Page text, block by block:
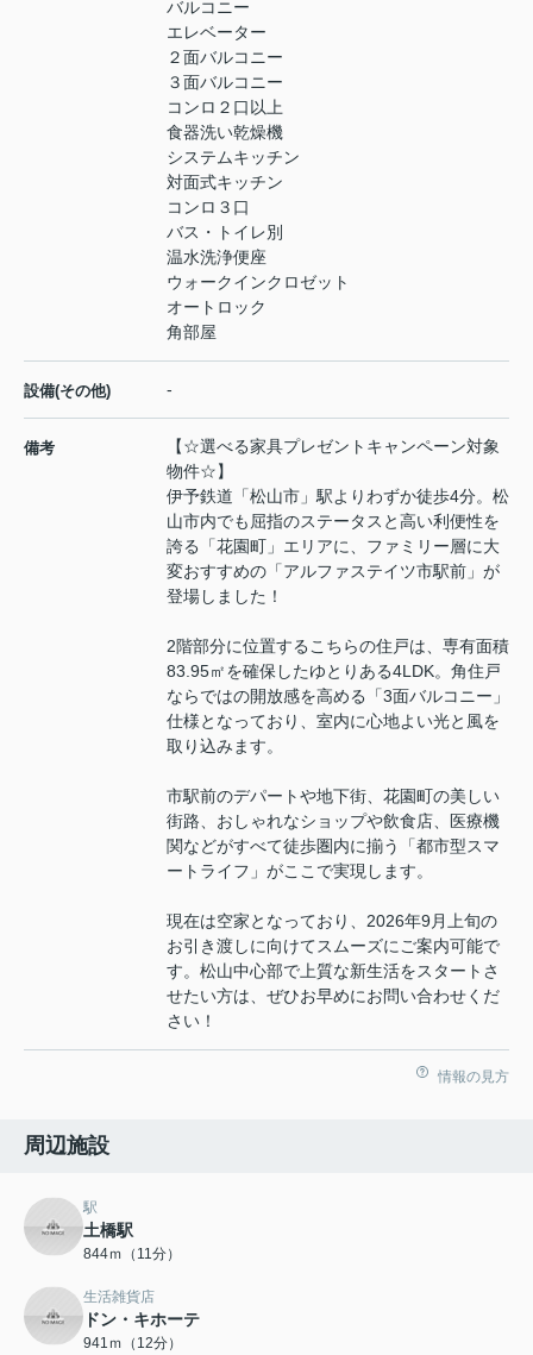
バルコニー
エレベーター
２面バルコニー
３面バルコニー
コンロ２口以上
食器洗い乾燥機
システムキッチン
対面式キッチン
コンロ３口
バス・トイレ別
温水洗浄便座
ウォークインクロゼット
オートロック
角部屋
設備(その他) -
備考
【☆選べる家具プレゼントキャンペーン対象
物件☆】
伊予鉄道「松山市」駅よりわずか徒歩4分。松
山市内でも屈指のステータスと高い利便性を
誇る「花園町」エリアに、ファミリー層に大
変おすすめの「アルファステイツ市駅前」が
登場しました！
2階部分に位置するこちらの住戸は、専有面積
83.95㎡を確保したゆとりある4LDK。角住戸
ならではの開放感を高める「3面バルコニー」
仕様となっており、室内に心地よい光と風を
取り込みます。
市駅前のデパートや地下街、花園町の美しい
街路、おしゃれなショップや飲食店、医療機
関などがすべて徒歩圏内に揃う「都市型スマ
ートライフ」がここで実現します。
現在は空家となっており、2026年9月上旬の
お引き渡しに向けてスムーズにご案内可能で
す。松山中心部で上質な新生活をスタートさ
せたい方は、ぜひお早めにお問い合わせくだ
さい！
情報の見方
周辺施設
駅
土橋駅
844ｍ（11分）
生活雑貨店
ドン・キホーテ
941ｍ（12分）